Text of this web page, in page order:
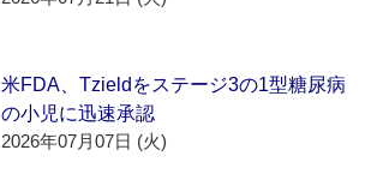
米FDA、Tzieldをステージ3の1型糖尿病
の小児に迅速承認
2026年07月07日 (火)